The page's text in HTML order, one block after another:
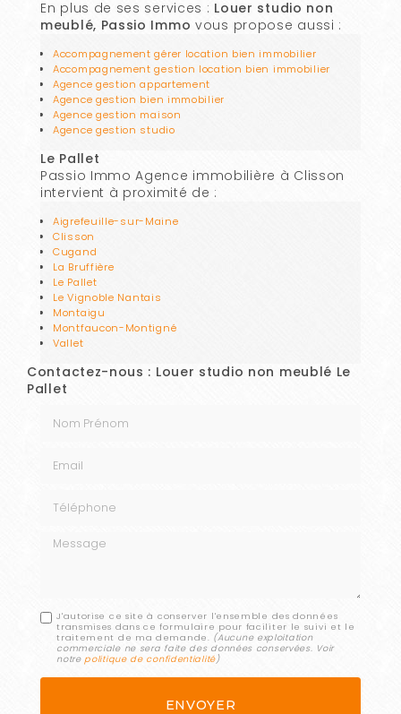
En plus de ses services : Louer studio non
meublé, Passio Immo vous propose aussi :
Accompagnement gérer location bien immobilier
Accompagnement gestion location bien immobilier
Agence gestion appartement
Agence gestion bien immobilier
Agence gestion maison
Agence gestion studio
Le Pallet
Passio Immo Agence immobilière à Clisson
intervient à proximité de :
Aigrefeuille-sur-Maine
Clisson
Cugand
La Bruffière
Le Pallet
Le Vignoble Nantais
Montaigu
Montfaucon-Montigné
Vallet
Contactez-nous : Louer studio non meublé Le
Pallet
Message
J'autorise ce site à conserver l'ensemble des données
transmises dans ce formulaire pour faciliter le suivi et le
traitement de ma demande. (Aucune exploitation
commerciale ne sera faite des données conservées. Voir
notrepolitique de confidentialité)